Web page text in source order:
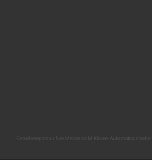
Getriebereparatur fuer Mercedes M Klasse, Automaticgetriebe